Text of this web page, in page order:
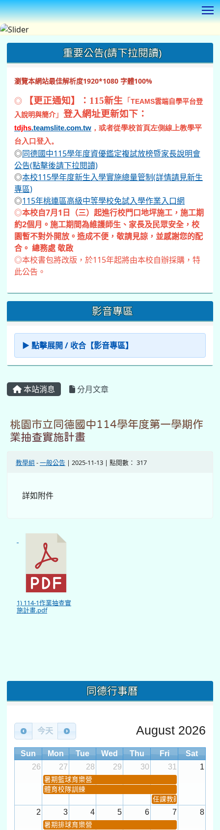
重要公告(請下拉閱讀)
瀏覽本網站最佳解析度1920*1080 字體100%
◎ 【更正通知】：115新生 「 TEAMS雲端自學平台登
入說明與簡介」 登入網址更新如下：
tdjhs.teamslite.com.tw ，或者從學校首頁左側線上教學平
台入口登入。
◎同德國中115學年度資優鑑定複試放榜暨家長說明會
公告(點擊後請下拉閱讀)
◎本校115學年度新生入學實施總量管制(詳情請見新生
專區)
◎115年桃連區高級中等學校免試入學作業入口網
◎本校自7月1日（三）起進行校門口地坪施工，施工期
約2個月。施工期間為維護師生、家長及民眾安全，校
園暫不對外開放。造成不便，敬請見諒，並感謝您的配
合。 總務處 敬啟
◎本校書包將改版，於115年起將由本校自辦採購，特
此公告。
影音專區
▶ 點擊展開 / 收合【影音專區】
本站消息 分月文章
桃園市立同德國中114學年度第一學期作
業抽查實施計畫
教學組 -一般公告 | 2025-11-13 | 點閱數： 317
詳如附件
1) 114-1作業抽查實
施計畫.pdf
同德行事曆
今天 August 2026
Sun Mon Tue Wed Thu Fri
Sat
26
27 28 29 30 31 1
暑期籃球育樂營
體育校隊訓練
任課教師抽籤
2 3 4 5 6 7 8
暑期排球育樂營